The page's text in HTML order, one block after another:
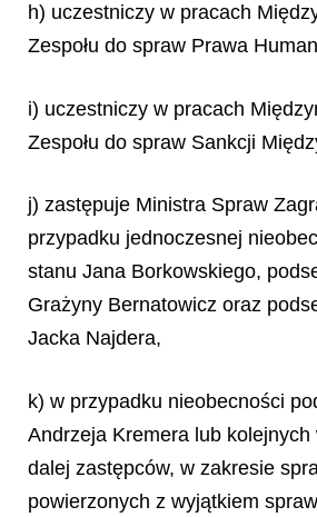
h) uczestniczy w pracach
Zespołu do spraw Prawa
i) uczestniczy w pracach
Zespołu do spraw Sankcji
j) zastępuje Ministra Spraw
przypadku jednoczesnej
stanu Jana Borkowskiego,
Grażyny Bernatowicz oraz
Jacka Najdera,
k) w przypadku nieobecności
Andrzeja Kremera lub kolejnych
dalej zastępców, w zakresie
powierzonych z wyjątkiem